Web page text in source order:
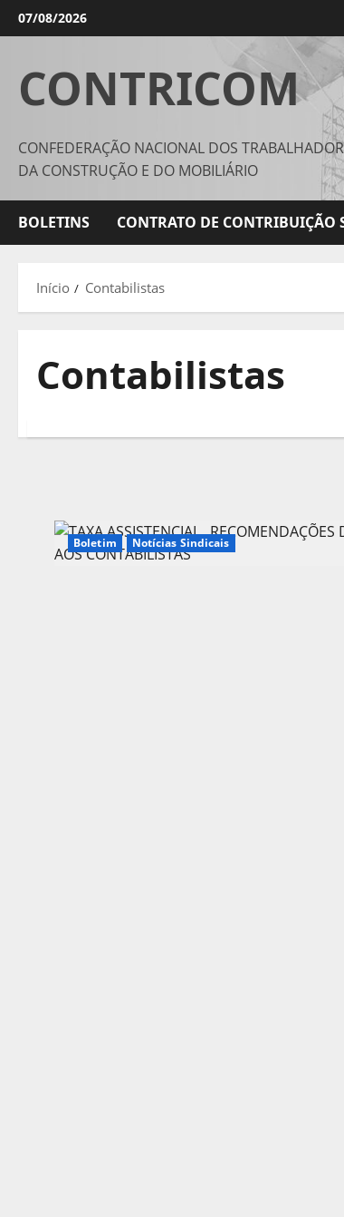
Avançar
para
conteúdo
07/08/2026
CONTRICOM
CONFEDERAÇÃO NACIONAL DOS
DA CONSTRUÇÃO E DO MOBILIÁRIO
BOLETINS CONTRATO DE CONTRIBUIÇÃO
Início Contabilistas
Contabilistas
Boletim Notícias Sindicais